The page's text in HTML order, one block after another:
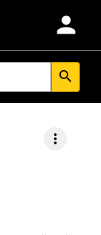
person
search
more_vert